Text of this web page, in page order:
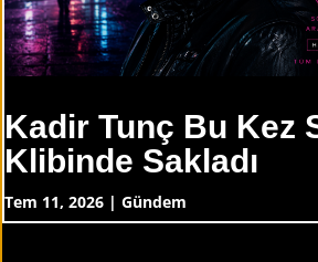
Kadir Tunç Bu Kez
Klibinde Sakladı
Tem 11, 2026 | Gündem